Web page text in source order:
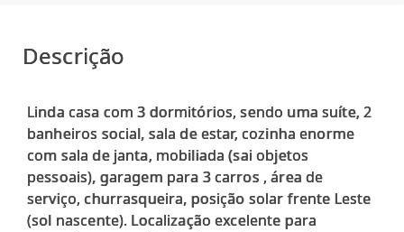
Descrição
Linda casa com 3 dormitórios, sendo uma suíte, 2
banheiros social, sala de estar, cozinha enorme
com sala de janta, mobiliada (sai objetos
pessoais), garagem para 3 carros , área de
serviço, churrasqueira, posição solar frente Leste
(sol nascente). Localização excelente para